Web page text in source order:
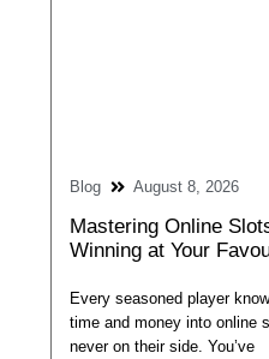
Blog August 8, 2026
Mastering Online
Winning at Your
Every seasoned player
time and money into online
never on their side. You’ve